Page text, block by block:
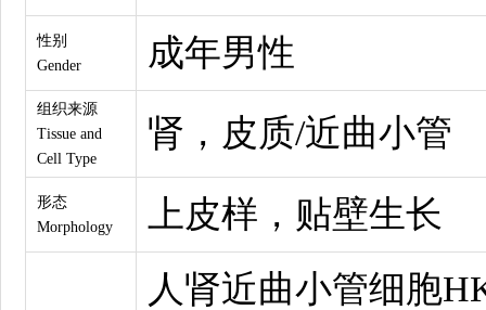
性别
Gender
成年男性
组织来源
Tissue and
Cell Type
肾，皮质/近曲小管
形态
Morphology
上皮样，贴壁生长
人肾近曲小管细胞